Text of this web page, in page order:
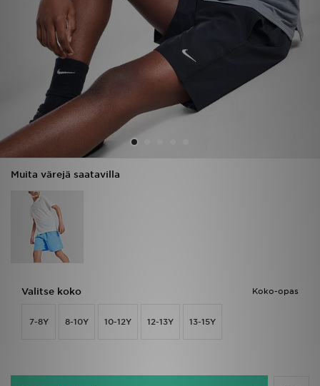
Muita värejä saatavilla
Koko-opas
Valitse koko
7-8Y 8-10Y 10-12Y 12-13Y 13-15Y
Lataa JD-sovellus
Minun JD
Minun viestini
Asiakaspalvelu ja tietoa